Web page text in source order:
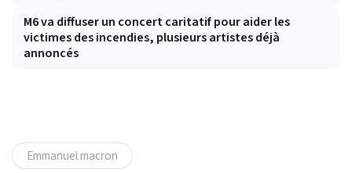
M6 va diffuser un concert caritatif pour aider les
victimes des incendies, plusieurs artistes déjà
annoncés
Emmanuel macron